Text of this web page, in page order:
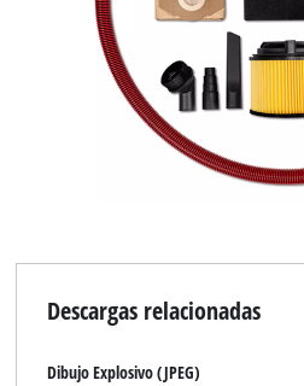
Descargas relacionadas
Dibujo Explosivo (JPEG)